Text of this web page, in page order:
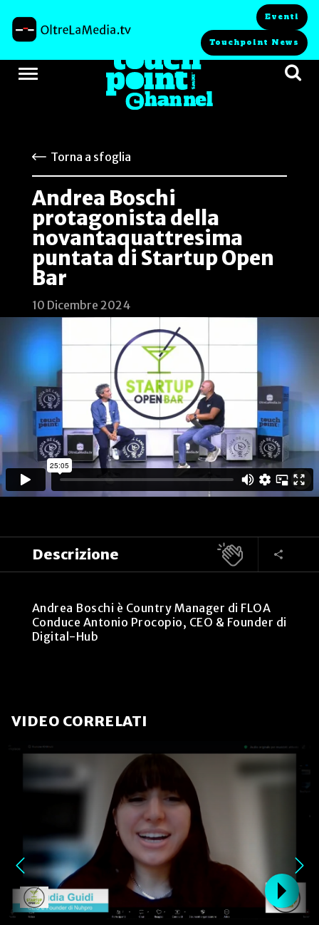
Eventi
Touchpoint News
Torna a sfoglia
Andrea Boschi
protagonista della
novantaquattresima
puntata di Startup Open
Bar
10 Dicembre 2024
Descrizione
Andrea Boschi è Country Manager di FLOA
Conduce Antonio Procopio, CEO & Founder di
Digital-Hub
VIDEO CORRELATI